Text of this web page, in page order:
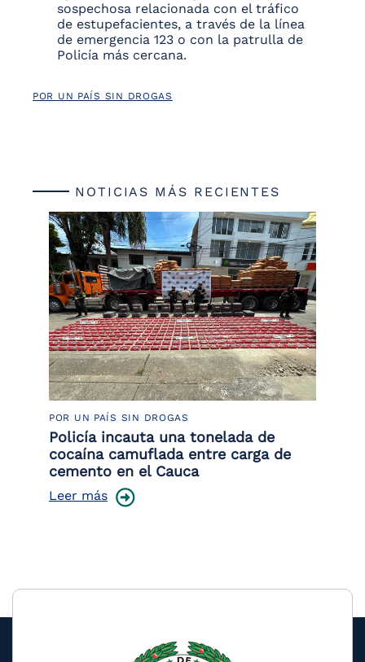
sospechosa relacionada con el tráfico
de estupefacientes, a través de la línea
de emergencia 123 o con la patrulla de
Policía más cercana.
POR UN PAÍS SIN DROGAS
NOTICIAS MÁS RECIENTES
POR UN PAÍS SIN DROGAS
Policía incauta una tonelada de
cocaína camuflada entre carga de
cemento en el Cauca
Leer más